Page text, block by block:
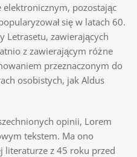
elektronicznym, pozostając
się w latach 60.
Letrasetu, zawierających
z zawierającym różne
przeznaczonym do
osobistych, jak Aldus
opinii, Lorem
tekstem. Ma ono
literaturze z 45 roku przed